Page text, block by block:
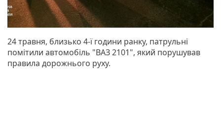
24 травня, близько 4-ї години ранку, патрульні
помітили автомобіль "ВАЗ 2101", який порушував
правила дорожнього руху.